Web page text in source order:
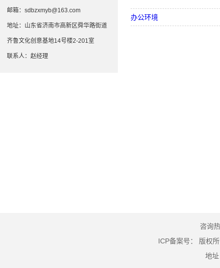
邮箱：sdbzxmyb@163.com
地址：山东省济南市高新区舜华路街道
齐鲁文化创意基地14号楼2-201室
联系人：赵经理
办公环境
咨询
ICP备案号：
版权
地